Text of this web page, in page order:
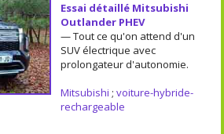
Essai détaillé Mitsubishi
Outlander PHEV
— Tout ce qu'on attend d'un
SUV électrique avec
prolongateur d'autonomie.
Mitsubishi ; voiture-hybride-
rechargeable